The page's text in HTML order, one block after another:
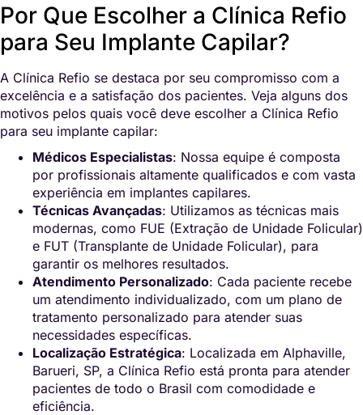
Por Que Escolher a Clínica Refio
para Seu Implante Capilar?
A Clínica Refio se destaca por seu compromisso com a
excelência e a satisfação dos pacientes. Veja alguns dos
motivos pelos quais você deve escolher a Clínica Refio
para seu implante capilar:
Médicos Especialistas: Nossa equipe é composta
por profissionais altamente qualificados e com vasta
experiência em implantes capilares.
Técnicas Avançadas: Utilizamos as técnicas mais
modernas, como FUE (Extração de Unidade Folicular)
e FUT (Transplante de Unidade Folicular), para
garantir os melhores resultados.
Atendimento Personalizado: Cada paciente recebe
um atendimento individualizado, com um plano de
tratamento personalizado para atender suas
necessidades específicas.
Localização Estratégica: Localizada em Alphaville,
Barueri, SP, a Clínica Refio está pronta para atender
pacientes de todo o Brasil com comodidade e
eficiência.